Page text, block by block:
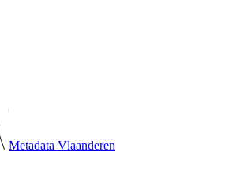
Metadata Vlaanderen